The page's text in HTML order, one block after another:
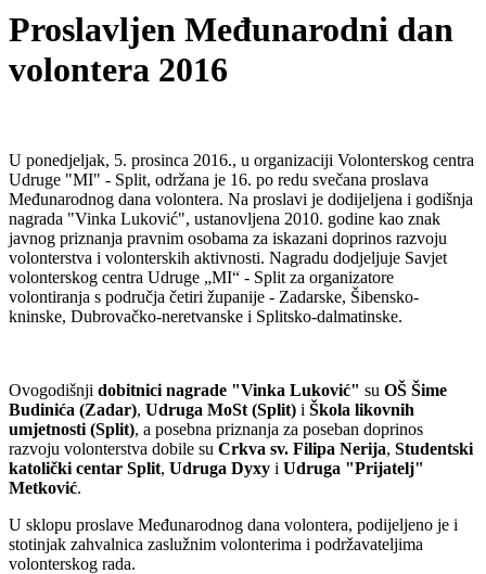
Proslavljen Međunarodni dan
volontera 2016
U ponedjeljak, 5. prosinca 2016., u organizaciji Volonterskog centra
Udruge "MI" - Split, održana je 16. po redu svečana proslava
Međunarodnog dana volontera. Na proslavi je dodijeljena i godišnja
nagrada "Vinka Luković", ustanovljena 2010. godine kao znak
javnog priznanja pravnim osobama za iskazani doprinos razvoju
volonterstva i volonterskih aktivnosti. Nagradu dodjeljuje Savjet
volonterskog centra Udruge „MI“ - Split za organizatore
volontiranja s područja četiri županije - Zadarske, Šibensko-
kninske, Dubrovačko-neretvanske i Splitsko-dalmatinske.
Ovogodišnji dobitnici nagrade "Vinka Luković" su OŠ Šime
Budinića (Zadar), Udruga MoSt (Split) i Škola likovnih
umjetnosti (Split), a posebna priznanja za poseban doprinos
razvoju volonterstva dobile su Crkva sv. Filipa Nerija, Studentski
katolički centar Split, Udruga Dyxy i Udruga "Prijatelj"
Metković.
U sklopu proslave Međunarodnog dana volontera, podijeljeno je i
stotinjak zahvalnica zaslužnim volonterima i podržavateljima
volonterskog rada.